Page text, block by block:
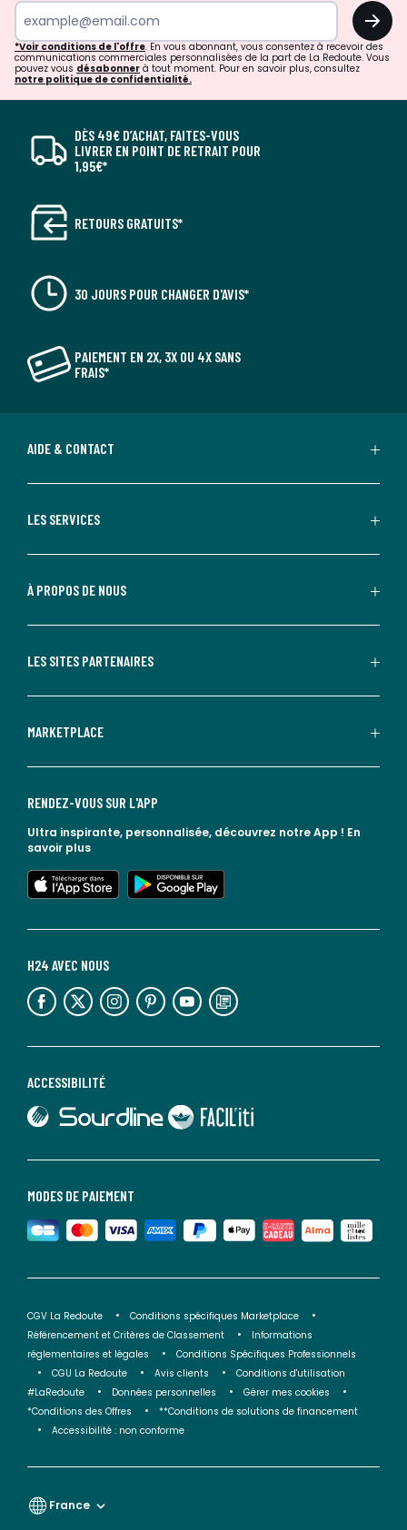
OK
*Voir conditions de l'offre. En vous abonnant, vous consentez à recevoir des
communications commerciales personnalisées de la part de La Redoute. Vous
pouvez vous désabonner à tout moment. Pour en savoir plus, consultez
notre politique de confidentialité.
DÈS 49€ D’ACHAT, FAITES-VOUS
LIVRER EN POINT DE RETRAIT POUR
1,95€*
RETOURS GRATUITS*
30 JOURS POUR CHANGER D'AVIS*
PAIEMENT EN 2X, 3X OU 4X SANS
FRAIS*
AIDE & CONTACT
LES SERVICES
À PROPOS DE NOUS
LES SITES PARTENAIRES
MARKETPLACE
MODES DE PAIEMENT
ACCESSIBILITÉ
lien vers Sourdline
lien vers Faciliti
H24 AVEC NOUS
lien vers l'espace réseaux sociaux lien vers l'espace réseaux sociaux lien vers l'espace réseaux sociaux lien vers l'espace réseaux sociaux lien vers l'espace réseaux sociaux lien vers le blog la redoute
RENDEZ-VOUS SUR L'APP
Ultra inspirante, personnalisée, découvrez notre App ! En
savoir plus
lien vers l'app store
lien vers google play
CGV La Redoute
Conditions spécifiques Marketplace
Référencement et Critères de Classement
Informations
réglementaires et légales
Conditions Spécifiques Professionnels
CGU La Redoute
Avis clients
Conditions d'utilisation
#LaRedoute
Données personnelles
Gérer mes cookies
*Conditions des Offres
**Conditions de solutions de financement
Accessibilité : non conforme
France